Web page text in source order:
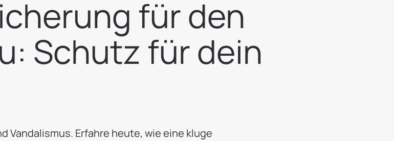
für den
Schutz für dein
Vandalismus. Erfahre heute, wie eine kluge